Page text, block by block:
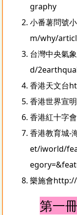
graphy
小番薯問號
m/why/
台灣中央氣
d/
香港天文台
香港世界宣
香港紅十字會
香港教育城-
et/iworld/
樂施會
第一